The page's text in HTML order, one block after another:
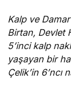
Kalp ve
Birtan, Devlet
5’inci kalp
yaşayan bir
Çelik’in